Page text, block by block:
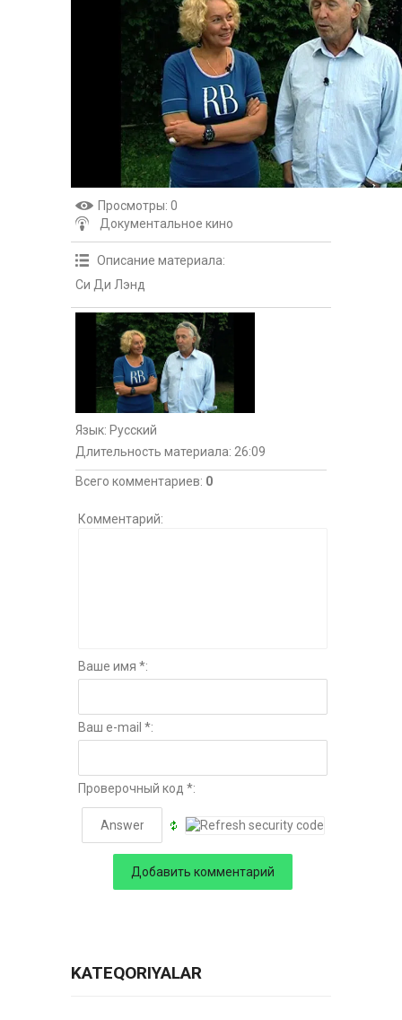
Просмотры: 0
Документальное кино
Описание материала:
Си Ди Лэнд
Язык: Русский
Длительность материала: 26:09
Всего комментариев: 0
Комментарий:
Ваше имя *:
Ваш e-mail *:
Проверочный код *:
KATEQORIYALAR